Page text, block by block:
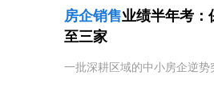
房企销售业绩半年考：
至三家
一批深耕区域的中小房企逆